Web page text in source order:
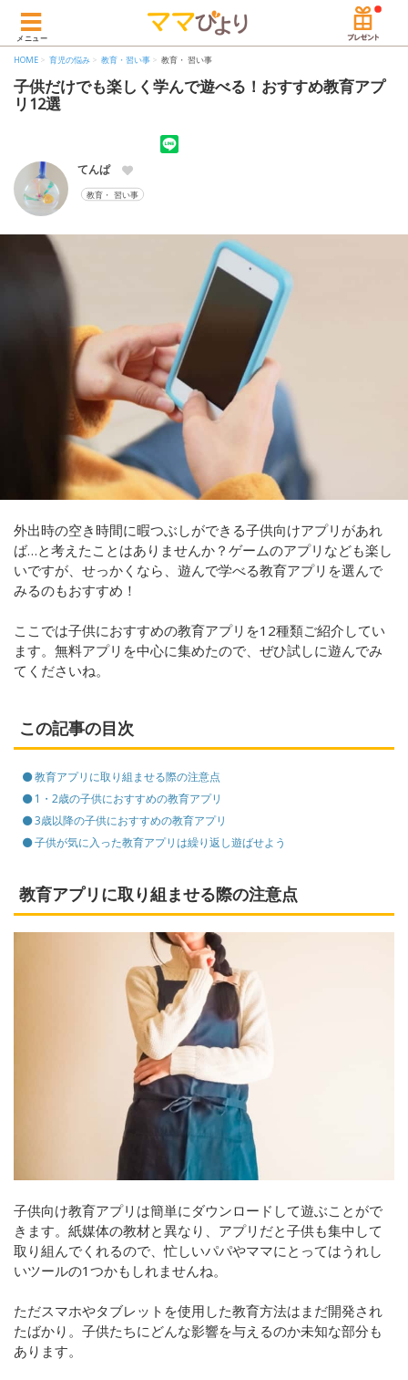
メニュー
HOME 育児の悩み 教育・習い事 教育・ 習い事
子供だけでも楽しく学んで遊べる！おすすめ教育アプ
リ12選
てんぱ
教育・ 習い事
外出時の空き時間に暇つぶしができる子供向けアプリがあれ
ば…と考えたことはありませんか？ゲームのアプリなども楽し
いですが、せっかくなら、遊んで学べる教育アプリを選んで
みるのもおすすめ！
ここでは子供におすすめの教育アプリを12種類ご紹介してい
ます。無料アプリを中心に集めたので、ぜひ試しに遊んでみ
てくださいね。
この記事の目次
教育アプリに取り組ませる際の注意点
1・2歳の子供におすすめの教育アプリ
3歳以降の子供におすすめの教育アプリ
子供が気に入った教育アプリは繰り返し遊ばせよう
教育アプリに取り組ませる際の注意点
子供向け教育アプリは簡単にダウンロードして遊ぶことがで
きます。紙媒体の教材と異なり、アプリだと子供も集中して
取り組んでくれるので、忙しいパパやママにとってはうれし
いツールの1つかもしれませんね。
ただスマホやタブレットを使用した教育方法はまだ開発され
たばかり。子供たちにどんな影響を与えるのか未知な部分も
あります。